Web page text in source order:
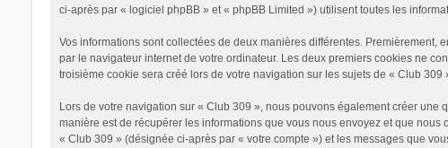
ci-après par « logiciel phpBB » et « phpBB Limited ») utilisent toutes les
Vos informations sont collectées de deux manières différentes.
par le navigateur internet de votre ordinateur. Les deux premiers cookies ne
troisième cookie sera créé lors de votre navigation sur les sujets de « Club
Lors de votre navigation sur « Club 309 », nous pouvons également créer
manière est de récupérer les informations que vous nous envoyez et que
« Club 309 » (désignée ci-après par « votre compte ») et les messages que